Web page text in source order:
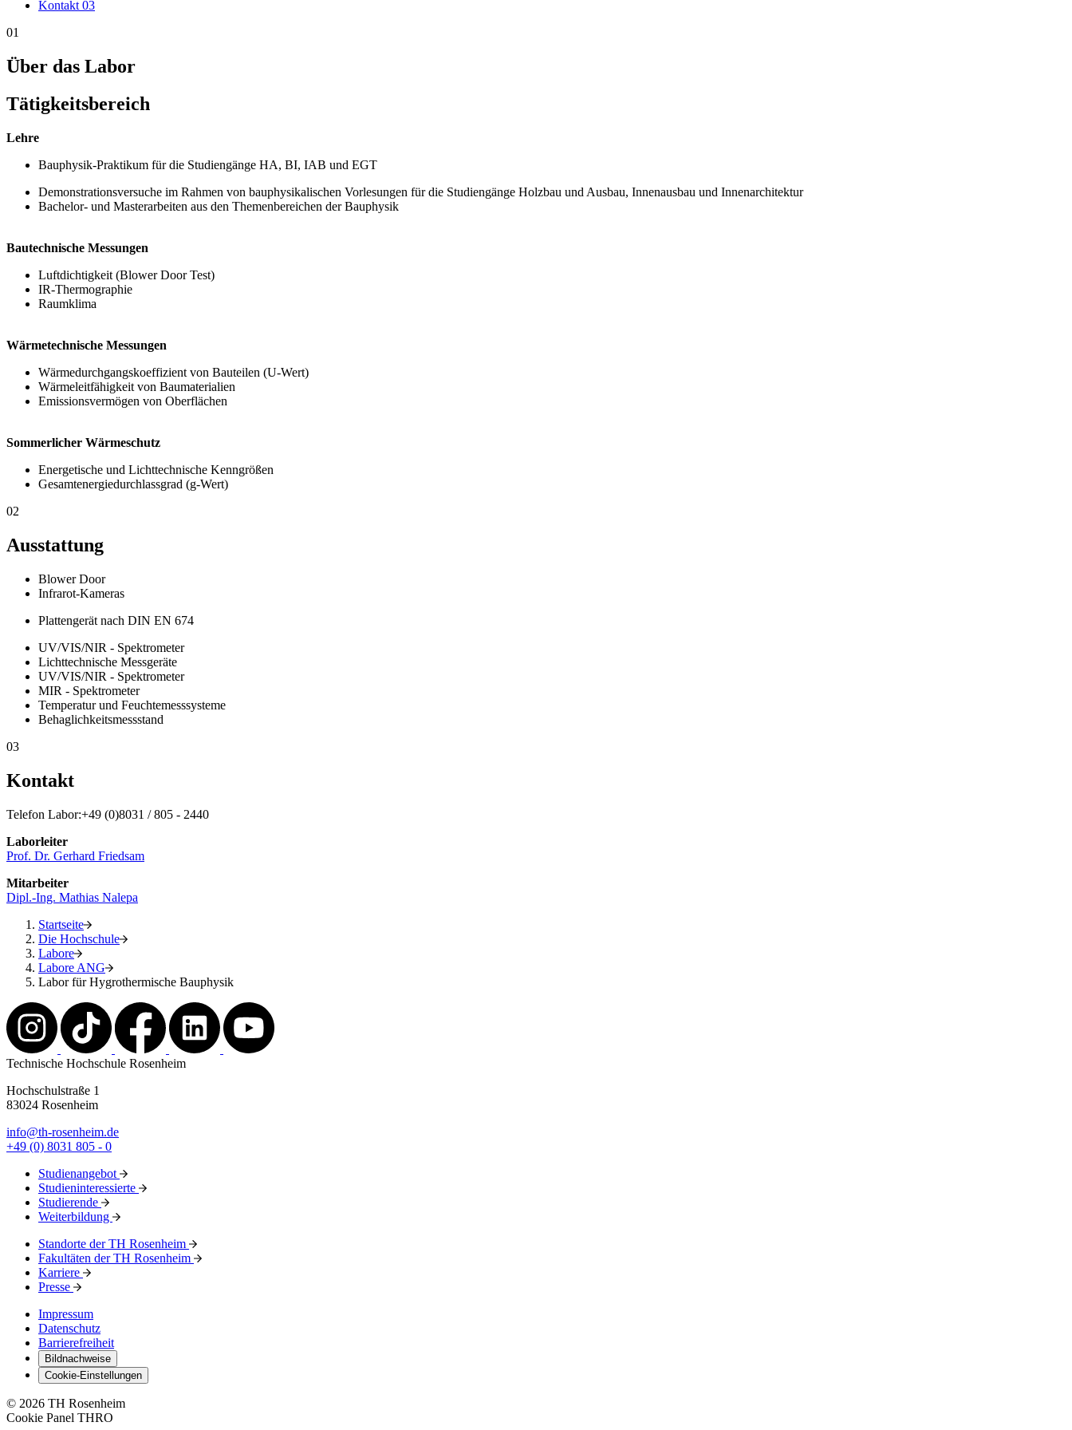
Kontakt03
01
Über das Labor
Tätigkeitsbereich
Lehre
Bauphysik-Praktikum für die Studiengänge HA, BI, IAB und EGT
Demonstrationsversuche im Rahmen von bauphysikalischen Vorlesungen für die Studiengänge Holzbau und Ausbau, Innenausbau und Innenarchitektur
Bachelor- und Masterarbeiten aus den Themenbereichen der Bauphysik
Bautechnische Messungen
Luftdichtigkeit (Blower Door Test)
IR-Thermographie
Raumklima
Wärmetechnische Messungen
Wärmedurchgangskoeffizient von Bauteilen (U-Wert)
Wärmeleitfähigkeit von Baumaterialien
Emissionsvermögen von Oberflächen
Sommerlicher Wärmeschutz
Energetische und Lichttechnische Kenngrößen
Gesamtenergiedurchlassgrad (g-Wert)
02
Ausstattung
Blower Door
Infrarot-Kameras
Plattengerät nach DIN EN 674
UV/VIS/NIR - Spektrometer
Lichttechnische Messgeräte
UV/VIS/NIR - Spektrometer
MIR - Spektrometer
Temperatur und Feuchtemesssysteme
Behaglichkeitsmessstand
03
Kontakt
Telefon Labor:+49 (0)8031 / 805 - 2440
Laborleiter
Prof. Dr. Gerhard Friedsam
Mitarbeiter
Dipl.-Ing. Mathias Nalepa
Startseite
Die Hochschule
Labore
Labore ANG
Labor für Hygrothermische Bauphysik
Technische Hochschule Rosenheim
Hochschulstraße 1
83024 Rosenheim
info@th-rosenheim.de
+49 (0) 8031 805 - 0
Studienangebot
Studieninteressierte
Studierende
Weiterbildung
Standorte der TH Rosenheim
Fakultäten der TH Rosenheim
Karriere
Presse
Impressum
Datenschutz
Barrierefreiheit
Bildnachweise
Cookie-Einstellungen
© 2026 TH Rosenheim
Cookie Panel THRO